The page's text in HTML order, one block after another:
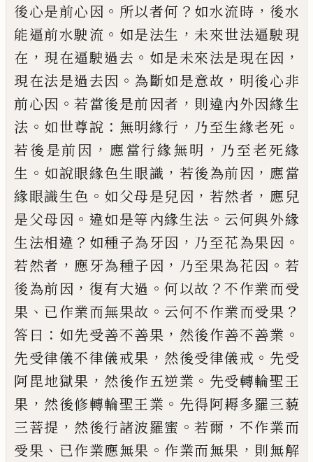
後心是前心因 。 所以者何 ？ 如水流時 ， 後水
能逼前水駛流 。 如是法生 ， 未來世法逼駛現
在 ， 現在逼駛過去 。 如是未來法是現在因 ，
現在法是過去因 。 為斷如是意故 ， 明後心非
前心因 。若當後是前因者 ， 則違內外因緣生
法 。 如世尊說 ： 無明緣行 ， 乃至生緣老死 。
若後是前因 ， 應當行緣無明 ， 乃至老死緣
生 。 如說眼緣色生眼識 ， 若後為前因 ， 應當
緣眼識生色 。 如父母是兒因 ， 若然者 ， 應兒
是父母因 。 違如是等 內緣生法 。 云何與外緣
生法相違 ？ 如種子為牙因 ， 乃至花為果因 。
若然者 ， 應牙為種子因 ， 乃至果為花因 。 若
後為前因 ， 復有大過 。何以故 ？不作業而受
果 、 已作業而無果故 。 云何不作業而受果 ？
答曰 ： 如先受善不善果 ， 然後作善不善業 。
先受律儀不律儀戒果 ， 然後受律儀戒 。 先受
阿毘地獄果 ， 然後作五逆業 。 先受轉輪聖王
果 ， 然後修轉輪聖王業 。 先得阿耨多羅三藐
三菩提 ， 然後行諸波羅蜜 。若爾 ， 不作業而
受果 、 已作業應無果 。 作業而無果 ， 則無解